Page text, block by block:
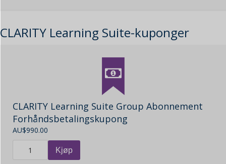
CLARITY Learning Suite-kuponger
CLARITY Learning Suite Group Abonnement
Forhåndsbetalingskupong
AU$990.00
Kjøp